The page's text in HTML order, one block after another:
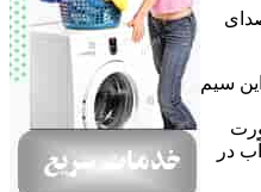
وﻟﺖ ﻣﺘﺼﻞ کنید.اﮔﺮ ﺻﺪای
ﺳﯿﻢ
در